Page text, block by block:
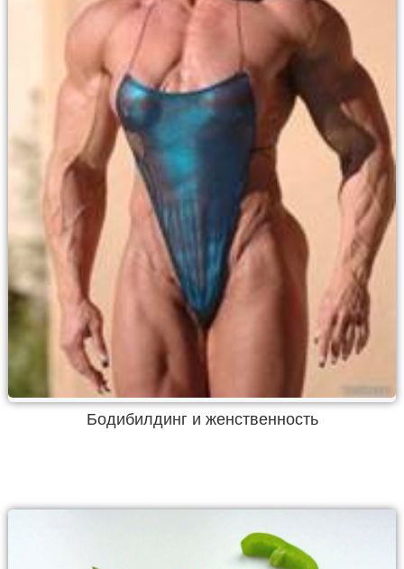
Бодибилдинг и женственность